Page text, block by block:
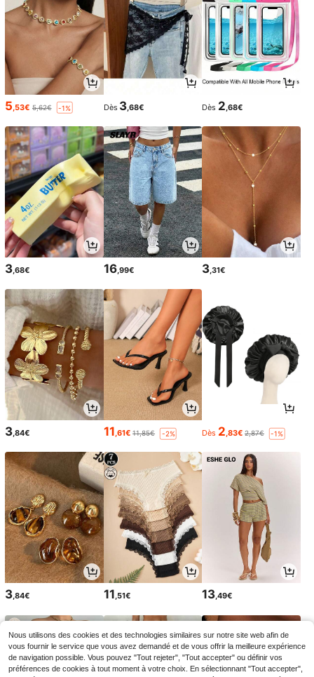
5 ,53€ 5,62€ -1% Dès 3 ,68€ Dès 2 ,68€
3,68€ 16,99€ 3,31€
3,84€ 11,61€ 11,85€ -2% Dès 2,83€ 2,87€ -1%
3,84€ 11,51€ 13,49€
Nous utilisons des cookies et des technologies similaires sur notre site web afin de
vous fournir le service que vous avez demandé et de vous offrir la meilleure expérience
de navigation possible. Vous pouvez "Tout rejeter", "Tout accepter" ou définir vos
préférences de cookies à tout moment à votre choix. En sélectionnant "Tout accepter",